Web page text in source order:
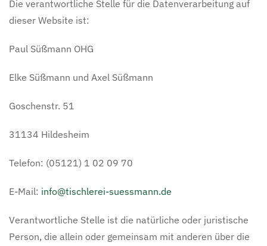
Die verantwortliche Stelle für die Datenverarbeitung auf
dieser Website ist:
Paul Süßmann OHG
Elke Süßmann und Axel Süßmann
Goschenstr. 51
31134 Hildesheim
Telefon: (05121) 1 02 09 70
E-Mail: info@tischlerei-suessmann.de
Verantwortliche Stelle ist die natürliche oder juristische
Person, die allein oder gemeinsam mit anderen über die